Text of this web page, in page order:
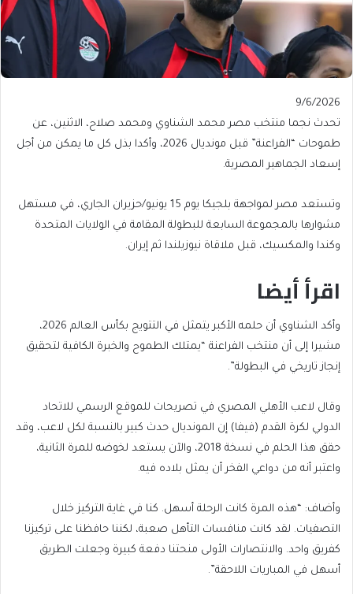
Published
On
9/6/2026
9/6/2026
تحدث نجما منتخب مصر محمد الشناوي ومحمد صلاح، الاثنين، عن
طموحات “الفراعنة” قبل مونديال 2026، وأكدا بذل كل ما يمكن من أجل
إسعاد الجماهير المصرية.
وتستعد مصر لمواجهة بلجيكا يوم 15 يونيو/حزيران الجاري، في مستهل
مشوارها بالمجموعة السابعة للبطولة المقامة ⁠⁠⁠⁠⁠⁠⁠⁠في الولايات المتحدة
وكندا والمكسيك، قبل ملاقاة نيوزيلندا ثم إيران.
اقرأ أيضا
list
of
2
end
of
list
وأكد الشناوي أن حلمه الأكبر يتمثل في التتويج بكأس العالم 2026،
مشيرا إلى أن منتخب الفراعنة “يمتلك الطموح والخبرة الكافية لتحقيق
إنجاز تاريخي في البطولة”.
وقال لاعب الأهلي المصري في تصريحات للموقع الرسمي للاتحاد
الدولي لكرة القدم (فيفا) إن المونديال حدث كبير بالنسبة لكل لاعب، وقد
حقق هذا الحلم في نسخة 2018، والآن يستعد لخوضه للمرة الثانية،
واعتبر أنه من دواعي الفخر أن يمثل بلاده فيه.
وأضاف: “هذه المرة كانت الرحلة أسهل. كنا في غاية التركيز خلال
التصفيات. لقد كانت منافسات التأهل صعبة، لكننا حافظنا على تركيزنا
كفريق واحد. والانتصارات الأولى منحتنا دفعة كبيرة وجعلت الطريق
أسهل في المباريات اللاحقة”.